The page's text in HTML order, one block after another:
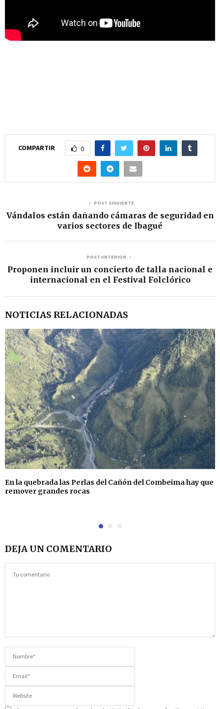
COMPARTIR 0
POST SIGUIENTE
Vándalos están dañando cámaras de seguridad en
varios sectores de Ibagué
POST ANTERIOR
Proponen incluir un concierto de talla nacional e
internacional en el Festival Folclórico
NOTICIAS RELACIONADAS
En la quebrada las Perlas del Cañón del Combeima hay que
remover grandes rocas
DEJA UN COMENTARIO